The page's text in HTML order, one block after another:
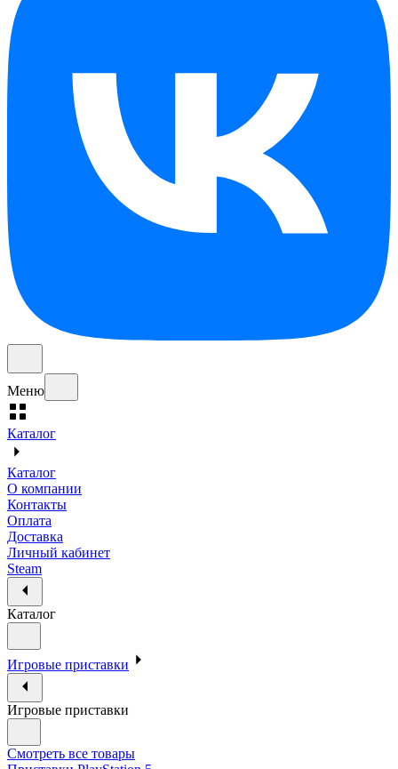
Меню
Каталог
Каталог
О компании
Контакты
Оплата
Доставка
Личный кабинет
Steam
Каталог
Игровые приставки
Игровые приставки
Смотреть все товары